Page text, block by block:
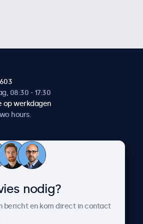
08:30 - 17:30
op werkdagen
hours.
Over Beetronics
Nieuws en updates
nodig?
bericht en kom direct in contact